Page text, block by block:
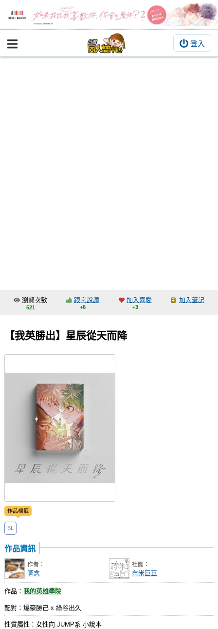
登入
BOOKY書集倉庫
交流中心
會員功能選單
註冊會員
登入
瀏覽次數
521
跟它說讚
+6
加入喜愛
+3
加入筆記
【我英勝出】星辰從天而降
作品標籤
BL
作品資訊
作者：
啊念
社團：
奈米巨巨
作品：我的英雄學院
配對：爆豪勝己 x 綠谷出久
性質屬性：女性向 JUMP系 小說本